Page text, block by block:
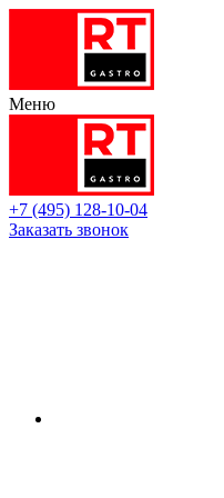
Меню
+7 (495) 128-10-04
Заказать звонок